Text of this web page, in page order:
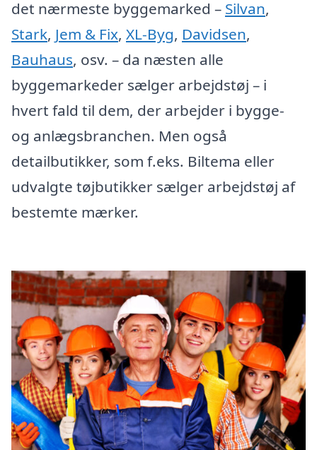
det nærmeste byggemarked – Silvan,
Stark, Jem & Fix, XL-Byg, Davidsen,
Bauhaus, osv. – da næsten alle
byggemarkeder sælger arbejdstøj – i
hvert fald til dem, der arbejder i bygge-
og anlægsbranchen. Men også
detailbutikker, som f.eks. Biltema eller
udvalgte tøjbutikker sælger arbejdstøj af
bestemte mærker.